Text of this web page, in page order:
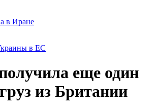
в Иране
в ЕС
еще один
из Британии